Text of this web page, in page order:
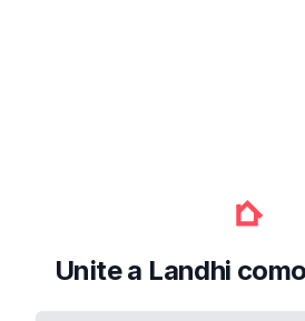
Unite a Landhi